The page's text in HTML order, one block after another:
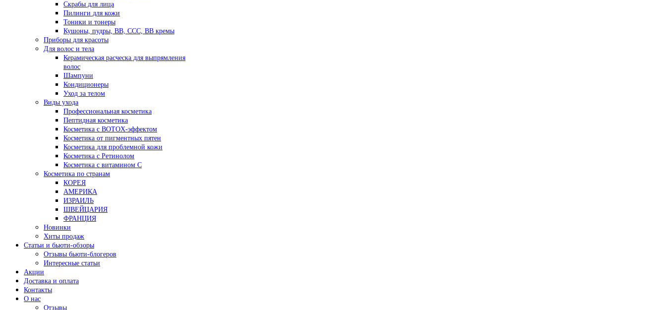
Скрабы для лица
Пилинги для кожи
Тоники и тонеры
Кушоны, пудры, ВВ, ССС, ВВ кремы
Приборы для красоты
Для волос и тела
Керамическая расческа для выпрямления
волос
Шампуни
Кондиционеры
Уход за телом
Виды ухода
Профессиональная косметика
Пептидная косметика
Косметика с BOTOX-эффектом
Косметика от пигментных пятен
Косметика для проблемной кожи
Косметика с Ретинолом
Косметика с витамином С
Косметика по странам
КОРЕЯ
АМЕРИКА
ИЗРАИЛЬ
ШВЕЙЦАРИЯ
ФРАНЦИЯ
Новинки
Хиты продаж
Статьи и бьюти-обзоры
Отзывы бьюти-блогеров
Интересные статьи
Акции
Доставка и оплата
Контакты
О нас
Отзывы